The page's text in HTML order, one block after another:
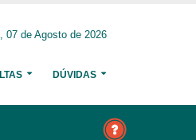
07 de Agosto de 2026
DÚVIDAS